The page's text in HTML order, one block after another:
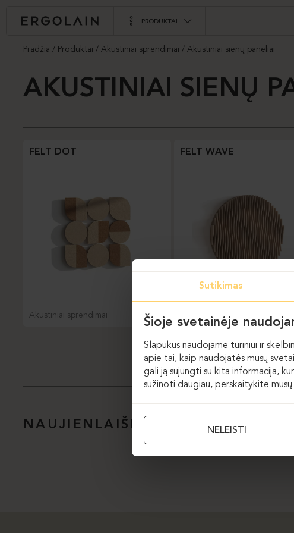
PRODUKTAI
Pradžia Produktai Akustiniai sprendimai Akustiniai sienų paneliai
AKUSTINIAI SIENŲ
FELT DOT
Akustiniai sprendimai
FELT WAVE
Akustiniai sprendimai
NAUJIENLAIŠKIS
Sutikimas
Šioje svetainėje
Slapukus naudojame turiniui ir
apie tai, kaip naudojatės mūsų
gali ją sujungti su kita informacija,
sužinoti daugiau, perskaitykite mūsų
NELEISTI